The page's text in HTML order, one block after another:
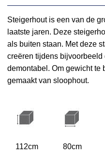
Steigerhout is een van de
laatste jaren. Deze
als buiten staan. Met deze
creëren tijdens
demontabel. Om gewicht te
gemaakt van sloophout.
112cm 80cm